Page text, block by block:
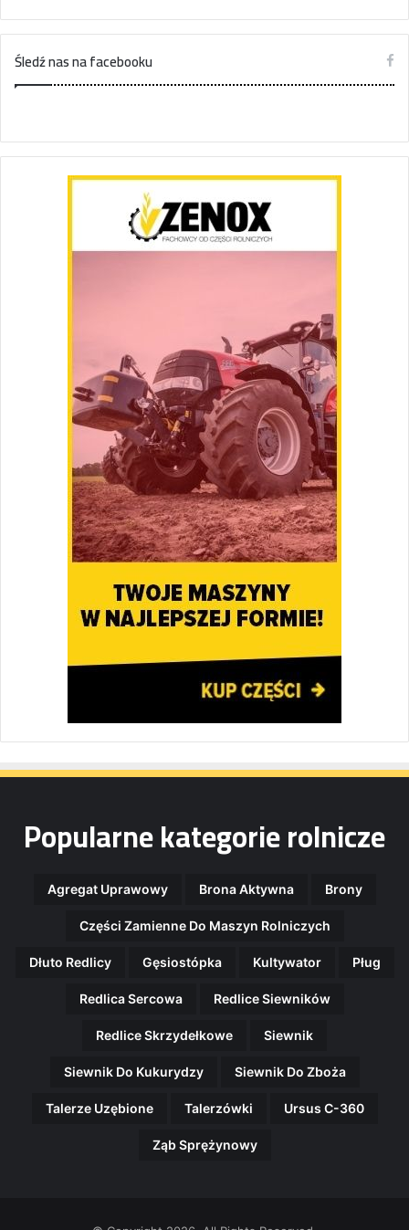
Śledź nas na facebooku
Popularne kategorie rolnicze
Agregat Uprawowy Brona Aktywna Brony
Części Zamienne Do Maszyn Rolniczych
Dłuto Redlicy Gęsiostópka Kultywator Pług
Redlica Sercowa Redlice Siewników
Redlice Skrzydełkowe Siewnik
Siewnik Do Kukurydzy Siewnik Do Zboża
Talerze Uzębione Talerzówki Ursus C-360
Ząb Sprężynowy